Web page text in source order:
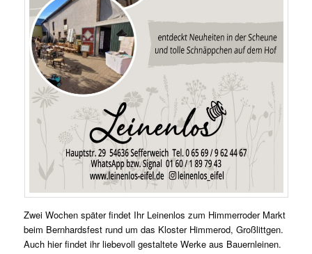
Zwei Wochen später findet Ihr Leinenlos zum Himmerroder Markt
beim Bernhardsfest rund um das Kloster Himmerod, Großlittgen.
Auch hier findet ihr liebevoll gestaltete Werke aus Bauernleinen.